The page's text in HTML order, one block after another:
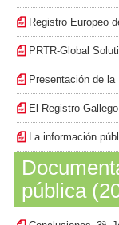
Registro Europeo
PRTR-Global
Presentación de
El Registro
La información
pública